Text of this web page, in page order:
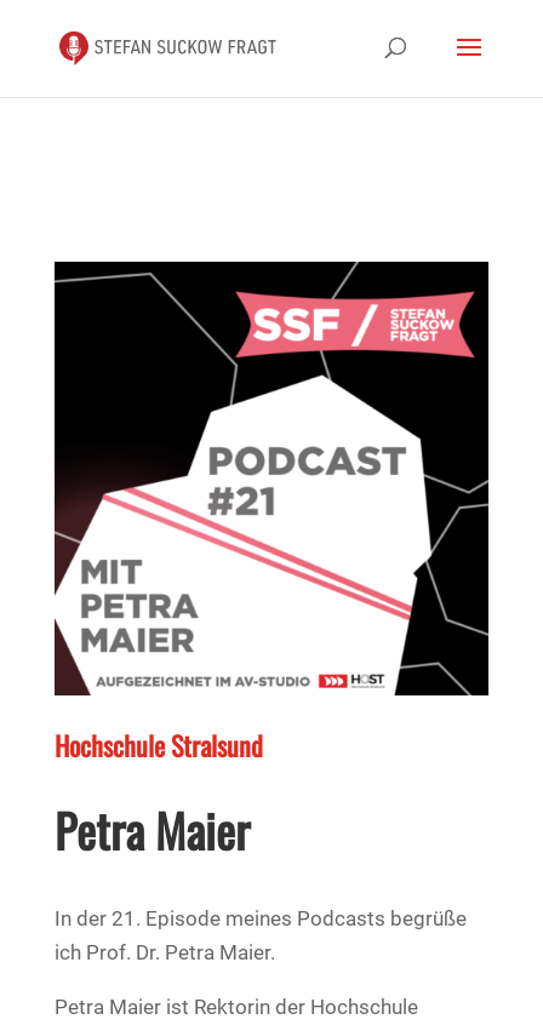
Hochschule Stralsund
Petra Maier
In der 21. Episode meines Podcasts begrüße
ich Prof. Dr. Petra Maier.
Petra Maier ist Rektorin der Hochschule